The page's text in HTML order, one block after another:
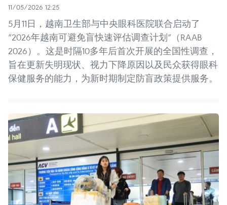
11/05/2026 12:25
5月11日，越南卫生部与中央眼科医院联合启动了
“2026年越南可避免盲快速评估调查计划”（RAAB
2026）。这是时隔10多年后首次开展的全国性调查，
旨在更新失明现状、视力下降原因以及民众获得眼科
保健服务的能力，为新时期制定防盲政策提供服务。